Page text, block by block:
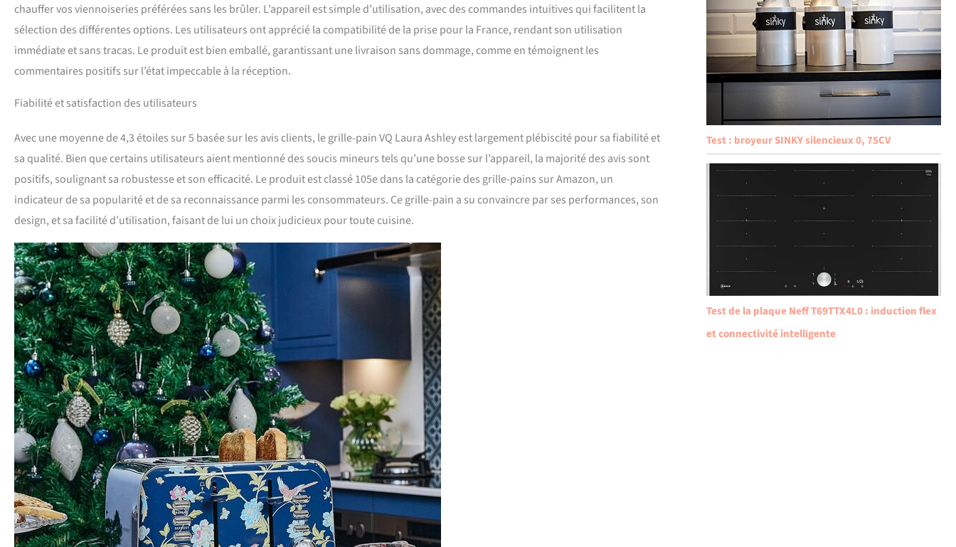
chauffer vos viennoiseries préférées sans les brûler. L’appareil est simple d’utilisation, avec des commandes intuitives qui facilitent la
sélection des différentes options. Les utilisateurs ont apprécié la compatibilité de la prise pour la France, rendant son utilisation
immédiate et sans tracas. Le produit est bien emballé, garantissant une livraison sans dommage, comme en témoignent les
commentaires positifs sur l’état impeccable à la réception.
Fiabilité et satisfaction des utilisateurs
Avec une moyenne de 4,3 étoiles sur 5 basée sur les avis clients, le grille-pain VQ Laura Ashley est largement plébiscité pour sa fiabilité et
sa qualité. Bien que certains utilisateurs aient mentionné des soucis mineurs tels qu’une bosse sur l’appareil, la majorité des avis sont
positifs, soulignant sa robustesse et son efficacité. Le produit est classé 105e dans la catégorie des grille-pains sur Amazon, un
indicateur de sa popularité et de sa reconnaissance parmi les consommateurs. Ce grille-pain a su convaincre par ses performances, son
design, et sa facilité d’utilisation, faisant de lui un choix judicieux pour toute cuisine.
Test : broyeur SINKY silencieux 0, 75CV
Test de la plaque Neff T69TTX4L0 : induction flex
et connectivité intelligente